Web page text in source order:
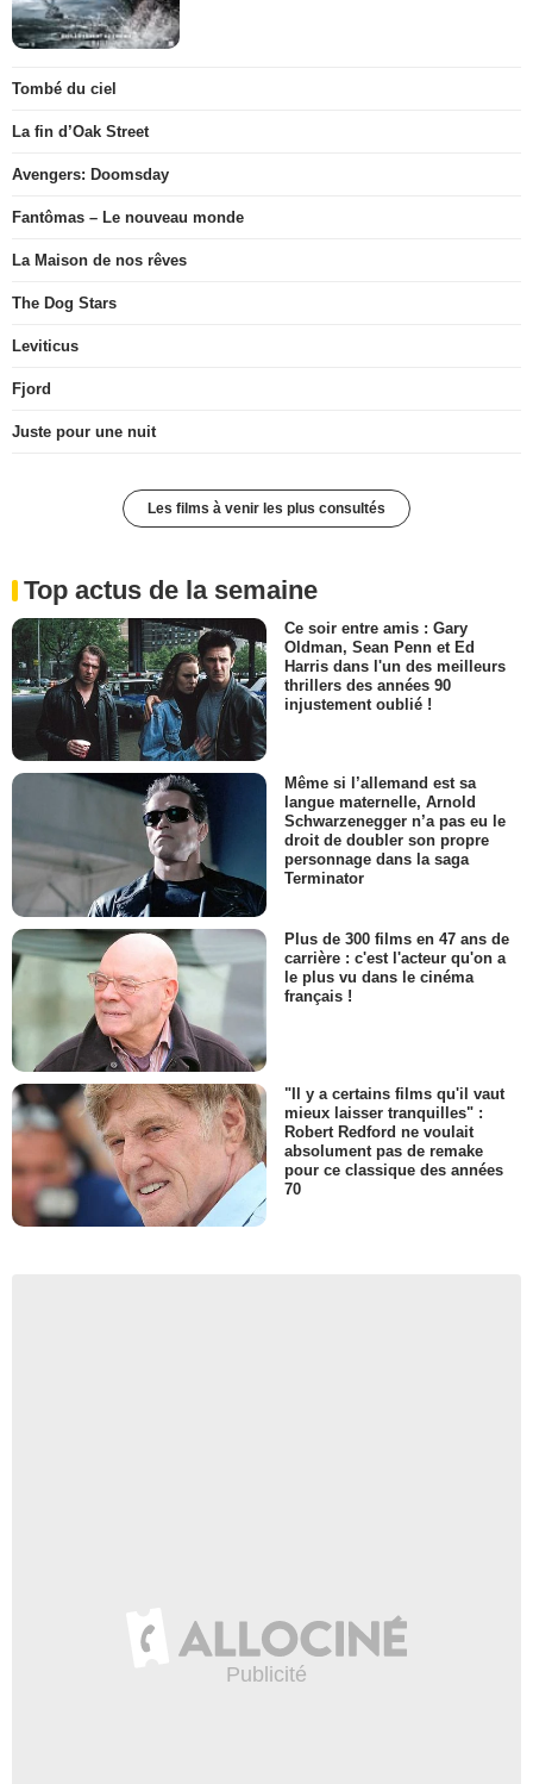
Tombé du ciel
La fin d’Oak Street
Avengers: Doomsday
Fantômas – Le nouveau monde
La Maison de nos rêves
The Dog Stars
Leviticus
Fjord
Juste pour une nuit
Les films à venir les plus consultés
Top actus de la semaine
Ce soir entre amis : Gary
Oldman, Sean Penn et Ed
Harris dans l'un des meilleurs
thrillers des années 90
injustement oublié !
Même si l’allemand est sa
langue maternelle, Arnold
Schwarzenegger n’a pas eu le
droit de doubler son propre
personnage dans la saga
Terminator
Plus de 300 films en 47 ans de
carrière : c'est l'acteur qu'on a
le plus vu dans le cinéma
français !
"Il y a certains films qu'il vaut
mieux laisser tranquilles" :
Robert Redford ne voulait
absolument pas de remake
pour ce classique des années
70